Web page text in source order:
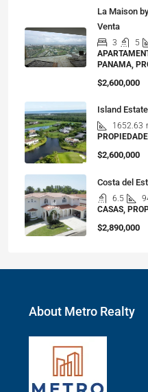
La Maison
Venta
3 5
PANAMA,
$2,600,000
Island
1652.63
$2,600,000
Costa del
6.5
CASAS,
$2,890,000
About Metro Realty